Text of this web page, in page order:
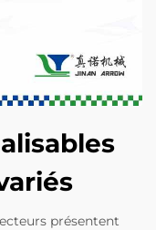
présentent